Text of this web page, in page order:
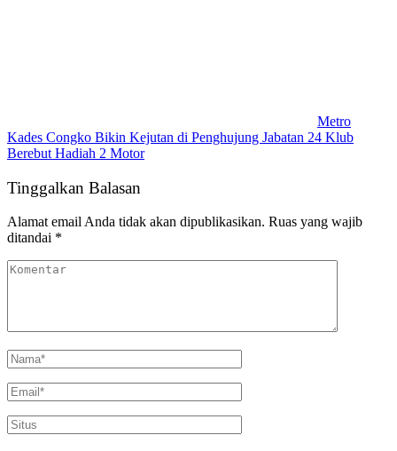
Metro
Kades Congko Bikin Kejutan di Penghujung Jabatan 24 Klub
Berebut Hadiah 2 Motor
Tinggalkan Balasan
Alamat email Anda tidak akan dipublikasikan. Ruas yang wajib
ditandai *